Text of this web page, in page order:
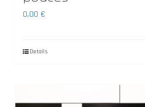
0,00€
CeDetails